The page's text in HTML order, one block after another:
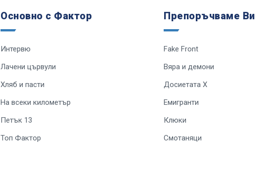
Основно с Фактор
Интервю
Лачени цървули
Хляб и пасти
На всеки километър
Петък 13
Топ Фактор
Препоръчваме Ви
Fake Front
Вяра и демони
Досиетата Х
Емигранти
Клюки
Смотаняци